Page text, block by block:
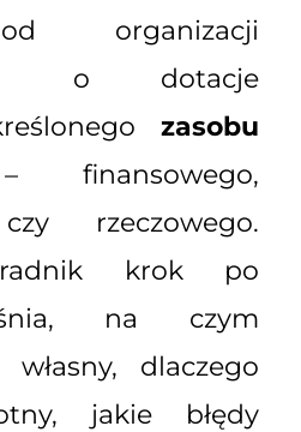
organizacji
o dotacje
zasobu
rzeczowego.
krok po
na czym
dlaczego
jakie błędy